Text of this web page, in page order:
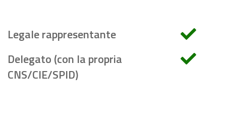
Legale rappresentante
Delegato (con la propria
CNS/CIE/SPID)